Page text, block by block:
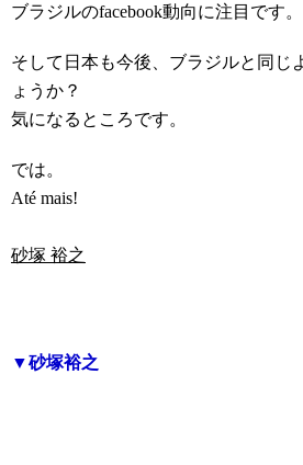
ブラジルのfacebook動向に注目です。
そして日本も今後、ブラジルと同じ
ょうか？
気になるところです。
では。
Até mais!
砂塚 裕之
▼砂塚裕之